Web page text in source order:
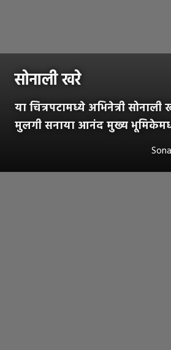
सोनाली खरे
या चित्रपटामध्ये अभिनेत्री
मुलगी सनाया आनंद मुख्य